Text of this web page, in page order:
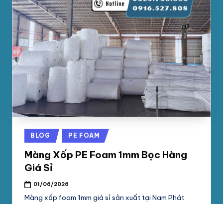
Posted
in
BLOG PE FOAM
Màng Xốp PE Foam 1mm Bọc Hàng
Giá Sỉ
01/06/2026
Màng xốp foam 1mm giá sỉ sản xuất tại Nam Phát